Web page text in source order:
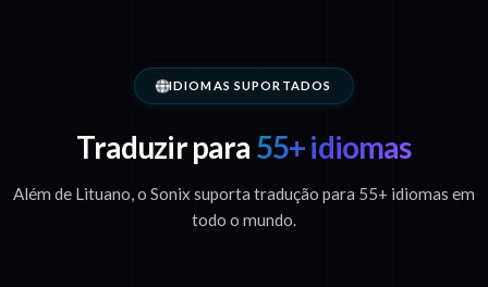
IDIOMAS SUPORTADOS
Traduzir para 55+ idiomas
Além de Lituano, o Sonix suporta tradução para 55+ idiomas em
todo o mundo.